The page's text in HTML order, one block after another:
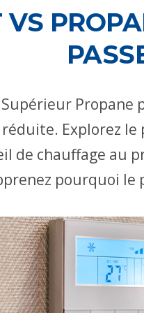
Supérieur
Explorez le
de chauffage au
pourquoi le